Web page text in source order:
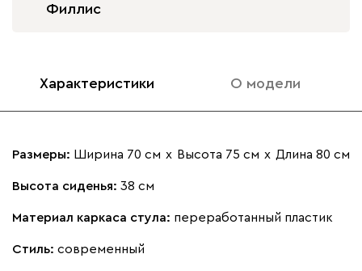
Филлис
Характеристики О модели
Размеры: Ширина 70 см х Высота 75 см х Длина 80 см
Высота сиденья: 38 см
Материал каркаса стула: переработанный пластик
Стиль: современный